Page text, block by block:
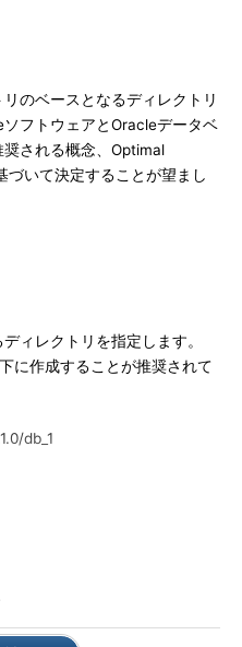
のベースとなるディレクトリ
フトウェアとOracleデータベ
される概念、Optimal
いて決定することが望まし
ィレクトリを指定します。
に作成することが推奨されて
db_1